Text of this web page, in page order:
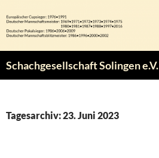
Inhalt
springen
Schachgesellschaft Solingen e.V.
Tagesarchiv: 23. Juni 2023